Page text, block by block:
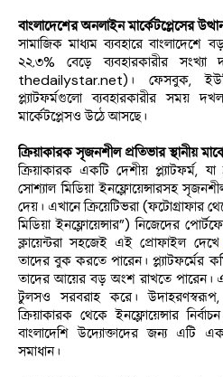
বাংলাদেশের অনলাইন মার্কেটপ্লেসের
সামাজিক মাধ্যম ব্যবহারে বাংলাদেশে
২২.৩% বেড়ে ব্যবহারকারীর সংখ্যা
thedailystar.net)। ফেসবুক,
প্ল্যাটফর্মগুলো ব্যবহারকারীর সময়
মার্কেটপ্লেসও উঠে আসছে।
ক্রিয়াকারক সৃজনশীল প্রতিভার স্থানীয়
ক্রিয়াকারক একটি দেশীয় প্ল্যাটফর্ম, যা
সোশ্যাল মিডিয়া ইনফ্লোয়েন্সারসহ
দেয়। এখানে ক্রিয়েটিভরা (ফটোগ্রাফার
মিডিয়া ইনফ্লোয়েন্সার”) নিজেদের
ক্লায়েন্টরা সহজেই এই প্রোফাইল দেখে
তাদের বুক করতে পারেন। প্ল্যাটফর্মের
তাদের আয়ের বড় অংশ রাখতে পারেন।
টুলসও সরবরাহ করে।
ক্রিয়াকারক থেকে ইনফ্লোয়েন্সার
বাংলাদেশি উদ্যোক্তাদের জন্য এটি
সমাধান।